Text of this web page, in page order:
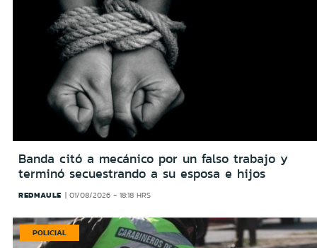
Banda citó a mecánico por un falso trabajo y
terminó secuestrando a su esposa e hijos
REDMAULE 01/08/2026 - 18:18 HRS
POLICIAL